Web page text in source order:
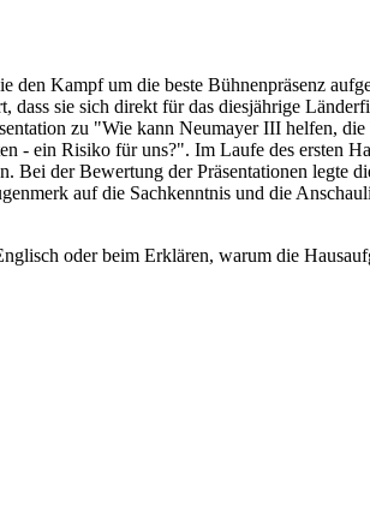
den Kampf um die beste Bühnenpräsenz
dass sie sich direkt für das diesjährige
zu "Wie kann Neumayer III helfen,
- ein Risiko für uns?". Im Laufe des ersten
Bei der Bewertung der Präsentationen
auf die Sachkenntnis und die
oder beim Erklären, warum die